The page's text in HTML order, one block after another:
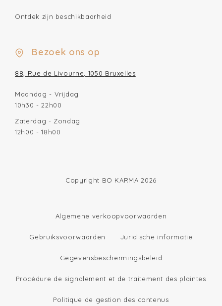
Ontdek zijn beschikbaarheid
Bezoek ons op
88, Rue de Livourne, 1050 Bruxelles
Maandag - Vrijdag
10h30 - 22h00
Zaterdag - Zondag
12h00 - 18h00
Copyright BO KARMA 2026
Algemene verkoopvoorwaarden
Gebruiksvoorwaarden Juridische informatie
Gegevensbeschermingsbeleid
Procédure de signalement et de traitement des plaintes
Politique de gestion des contenus